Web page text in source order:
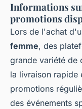
Informations
promotions
Lors de l'achat
femme, des
grande variété de
la livraison rapide
promotions
des événements